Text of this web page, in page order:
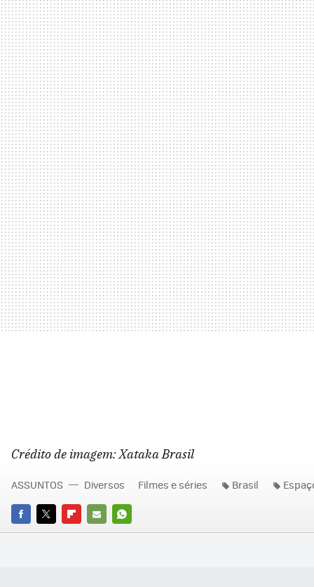
Crédito de imagem: Xataka Brasil
FACEBOOK
TWITTERFLIPBOARD
E-
WHATSAPP
ASSUNTOS Diversos Filmes e séries Brasil